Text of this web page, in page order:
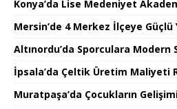
Konya’da Lise Medeniyet
Mersin’de 4 Merkez İlçeye Güçlü
Altınordu’da Sporculara Modern
İpsala’da Çeltik Üretim Maliyeti
Muratpaşa’da Çocukların